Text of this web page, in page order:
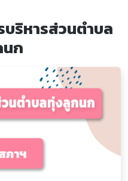
ริหารส่วนตำบล
ก